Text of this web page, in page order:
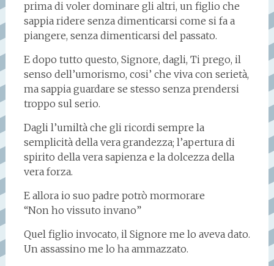
prima di voler dominare gli altri, un figlio che
sappia ridere senza dimenticarsi come si fa a
piangere, senza dimenticarsi del passato.
E dopo tutto questo, Signore, dagli, Ti prego, il
senso dell’umorismo, cosi’ che viva con serietà,
ma sappia guardare se stesso senza prendersi
troppo sul serio.
Dagli l’umiltà che gli ricordi sempre la
semplicità della vera grandezza; l’apertura di
spirito della vera sapienza e la dolcezza della
vera forza.
E allora io suo padre potrò mormorare
“Non ho vissuto invano”
Quel figlio invocato, il Signore me lo aveva dato.
Un assassino me lo ha ammazzato.